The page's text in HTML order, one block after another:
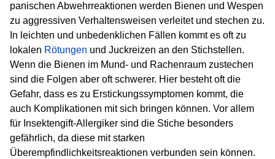
panischen Abwehrreaktionen werden Bienen und Wespen
zu aggressiven Verhaltensweisen verleitet und stechen zu.
In leichten und unbedenklichen Fällen kommt es oft zu
lokalen Rötungen und Juckreizen an den Stichstellen.
Wenn die Bienen im Mund- und Rachenraum zustechen
sind die Folgen aber oft schwerer. Hier besteht oft die
Gefahr, dass es zu Erstickungssymptomen kommt, die
auch Komplikationen mit sich bringen können. Vor allem
für Insektengift-Allergiker sind die Stiche besonders
gefährlich, da diese mit starken
Überempfindlichkeitsreaktionen verbunden sein können.